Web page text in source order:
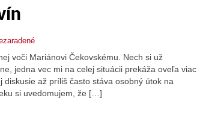
voči Mariánovi Čekovskému. Nech si už
jedna vec mi na celej situácii prekáža oveľa viac
až príliš často stáva osobný útok na
si uvedomujem, že […]